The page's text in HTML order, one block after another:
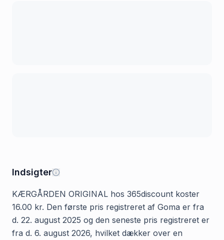
Indsigter
KÆRGÅRDEN ORIGINAL hos 365discount koster
16.00 kr. Den første pris registreret af Goma er fra
d. 22. august 2025 og den seneste pris registreret er
fra d. 6. august 2026, hvilket dækker over en